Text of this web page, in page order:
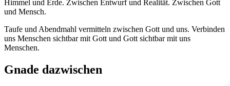
Himmel und Erde. Zwischen Entwurf und Realität. Zwischen Gott
und Mensch.
Taufe und Abendmahl vermitteln zwischen Gott und uns. Verbinden
uns Menschen sichtbar mit Gott und Gott sichtbar mit uns
Menschen.
Gnade dazwischen